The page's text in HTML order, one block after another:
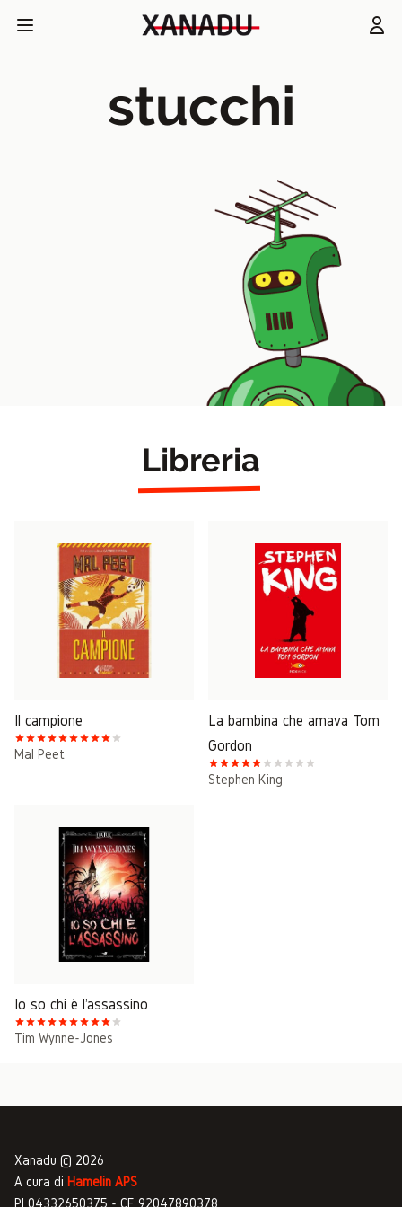
stucchi
Libreria
Il campione
Mal Peet
La bambina che amava Tom
Gordon
Stephen King
Io so chi è l'assassino
Tim Wynne-Jones
Xanadu © 2026
A cura di Hamelin APS
PI 04332650375 - CF 92047890378